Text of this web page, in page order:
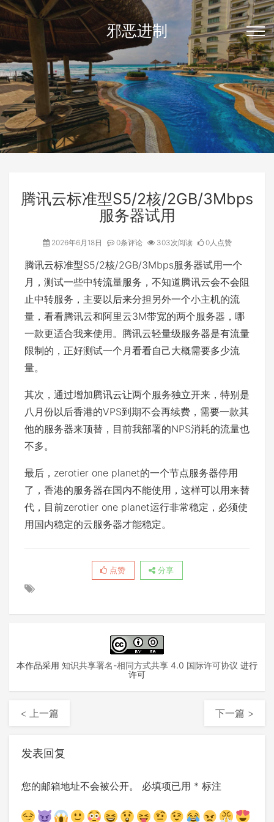
邪恶进制
腾讯云标准型S5/2核/2GB/3Mbps
服务器试用
2026年6月18日 0条评论 303次阅读 0人点赞
腾讯云标准型S5/2核/2GB/3Mbps服务器试用一个
月，测试一些中转流量服务，不知道腾讯云会不会阻
止中转服务，主要以后来分担另外一个小主机的流
量，看看腾讯云和阿里云3M带宽的两个服务器，哪
一款更适合我来使用。腾讯云轻量级服务器是有流量
限制的，正好测试一个月看看自己大概需要多少流
量。
其次，通过增加腾讯云让两个服务独立开来，特别是
八月份以后香港的VPS到期不会再续费，需要一款其
他的服务器来顶替，目前我部署的NPS消耗的流量也
不多。
最后，zerotier one planet的一个节点服务器停用
了，香港的服务器在国内不能使用，这样可以用来替
代，目前zerotier one planet运行非常稳定，必须使
用国内稳定的云服务器才能稳定。
点赞 分享
本作品采用 知识共享署名-相同方式共享 4.0 国际许可协议 进行
许可
< 上一篇 下一篇 >
发表回复
您的邮箱地址不会被公开。 必填项已用 * 标注